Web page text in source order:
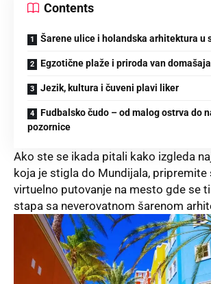
Contents
Šarene ulice i holandska arhitektura u
Egzotične plaže i priroda van
Jezik, kultura i čuveni plavi liker
Fudbalsko čudo – od malog ostrva do
pozornice
Ako ste se ikada pitali kako izgleda
koja je stigla do Mundijala, pripremite
virtuelno putovanje na mesto gde se
stapa sa neverovatnom šarenom